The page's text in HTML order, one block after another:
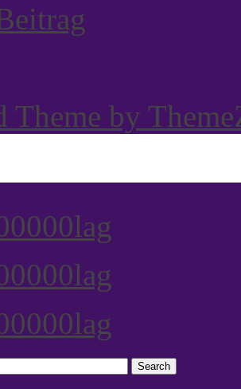
Theme by